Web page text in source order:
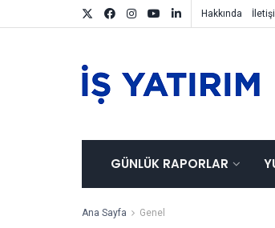
Hakkında
GÜNLÜK RAPORLAR
Ana Sayfa Genel